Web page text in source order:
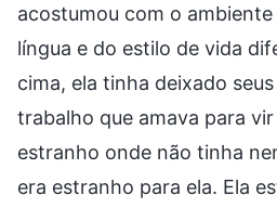
acostumou com o
língua e do estilo de vida
cima, ela tinha deixado
trabalho que amava para
estranho onde não tinha
era estranho para ela. Ela